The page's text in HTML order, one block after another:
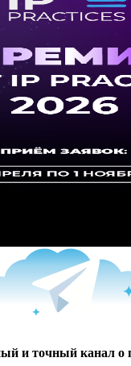
и точный канал о